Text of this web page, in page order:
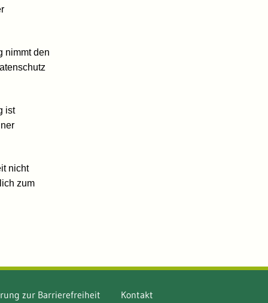
nimmt den
ist
nicht
zum
zur Barrierefreiheit Kontakt